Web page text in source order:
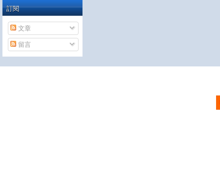
訂閱
文章
留言